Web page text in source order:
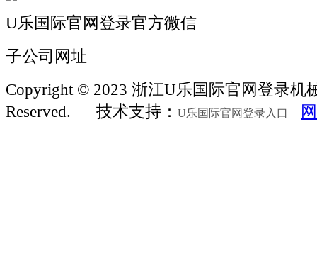
U乐国际官网登录官方微信
子公司网址
Copyright © 2023 浙江U乐国际官网登录机
Reserved.
技术支持： U乐国际官网登录入口